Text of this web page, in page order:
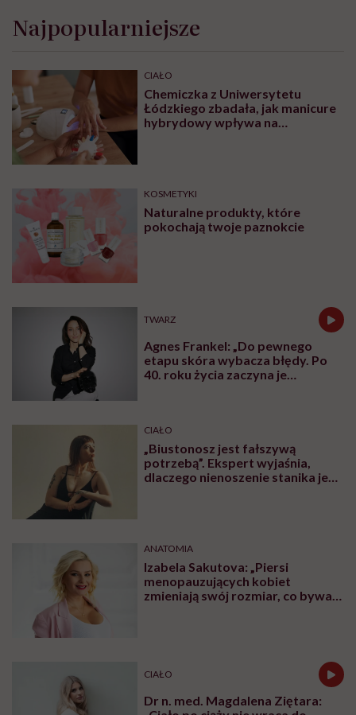
Najpopularniejsze
CIAŁO
Chemiczka z Uniwersytetu
Łódzkiego zbadała, jak manicure
hybrydowy wpływa na
KOSMETYKI
Naturalne produkty, które
pokochają twoje paznokcie
TWARZ
Agnes Frankel: „Do pewnego
etapu skóra wybacza błędy. Po
40. roku życia zaczyna je
CIAŁO
„Biustonosz jest fałszywą
potrzebą”. Ekspert wyjaśnia,
dlaczego nienoszenie stanika jest
ANATOMIA
Izabela Sakutova: „Piersi
menopauzujących kobiet
zmieniają swój rozmiar, co bywa
CIAŁO
Dr n. med. Magdalena Ziętara: